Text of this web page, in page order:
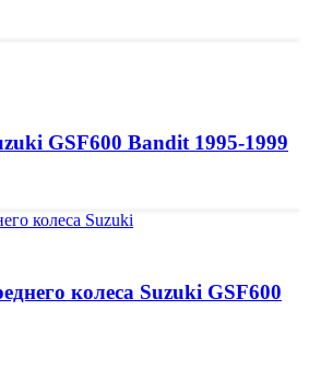
GSF600 Bandit 1995-1999
₽
колеса Suzuki GSF600